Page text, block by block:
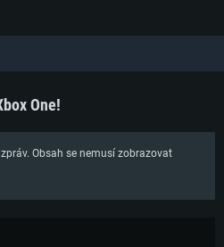
One!
Obsah se nemusí zobrazovat